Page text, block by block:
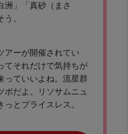
洲」「真砂（まさ
。
アーが開催されてい
てそれだけで気持ちが
っていいよね。流星群
ボだよ。リソサムニュ
とプライスレス。